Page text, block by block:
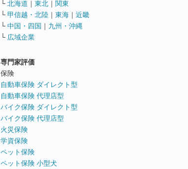
└ 北海道 ｜ 東北 ｜ 関東
└ 甲信越・北陸 ｜ 東海 ｜ 近畿
└ 中国・四国 ｜ 九州・沖縄
└ 広域企業
専門家評価
保険
自動車保険 ダイレクト型
自動車保険 代理店型
バイク保険 ダイレクト型
バイク保険 代理店型
火災保険
学資保険
ペット保険
ペット保険 小型犬